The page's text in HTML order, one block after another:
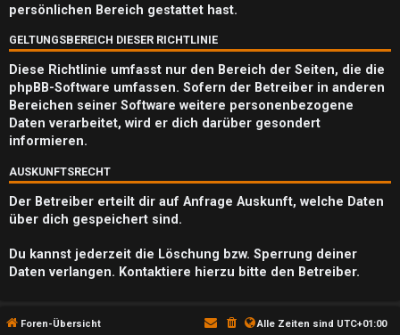
Q
persönlichen Bereich gestattet hast.
GELTUNGSBEREICH DIESER RICHTLINIE
Diese Richtlinie umfasst nur den Bereich der Seiten, die die
phpBB-Software umfassen. Sofern der Betreiber in anderen
Bereichen seiner Software weitere personenbezogene
Daten verarbeitet, wird er dich darüber gesondert
informieren.
AUSKUNFTSRECHT
Der Betreiber erteilt dir auf Anfrage Auskunft, welche Daten
über dich gespeichert sind.
Du kannst jederzeit die Löschung bzw. Sperrung deiner
Daten verlangen. Kontaktiere hierzu bitte den Betreiber.
Foren-Übersicht Alle Zeiten sind UTC+01:00